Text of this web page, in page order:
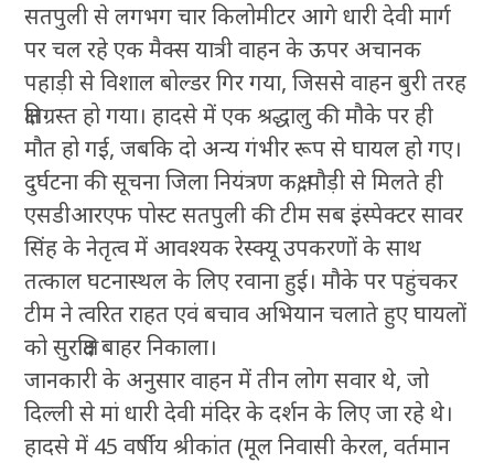
सतपुली से लगभग चार किलोमीटर आगे धारी देवी मार्ग
पर चल रहे एक मैक्स यात्री वाहन के ऊपर अचानक
पहाड़ी से विशाल बोल्डर गिर गया, जिससे वाहन बुरी तरह
क्षतिग्रस्त हो गया। हादसे में एक श्रद्धालु की मौके पर ही
मौत हो गई, जबकि दो अन्य गंभीर रूप से घायल हो गए।
दुर्घटना की सूचना जिला नियंत्रण कक्ष, पौड़ी से मिलते ही
एसडीआरएफ पोस्ट सतपुली की टीम सब इंस्पेक्टर सावर
सिंह के नेतृत्व में आवश्यक रेस्क्यू उपकरणों के साथ
तत्काल घटनास्थल के लिए रवाना हुई। मौके पर पहुंचकर
टीम ने त्वरित राहत एवं बचाव अभियान चलाते हुए घायलों
को सुरक्षित बाहर निकाला।
जानकारी के अनुसार वाहन में तीन लोग सवार थे, जो
दिल्ली से मां धारी देवी मंदिर के दर्शन के लिए जा रहे थे।
हादसे में 45 वर्षीय श्रीकांत (मूल निवासी केरल, वर्तमान